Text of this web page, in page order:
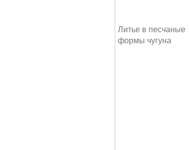
Литье в песчаные
формы чугуна